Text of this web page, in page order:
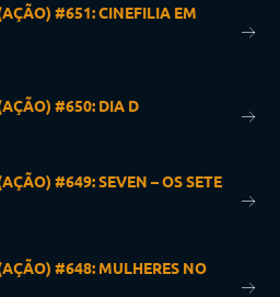
#651: CINEFILIA EM
#650: DIA D
#649: SEVEN – OS SETE
#648: MULHERES NO